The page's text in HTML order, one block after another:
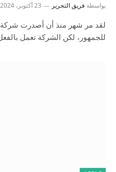
بواسطة فريق التحرير 23 أكتوبر، 2024
للجمهور، لكن الشركة تعمل